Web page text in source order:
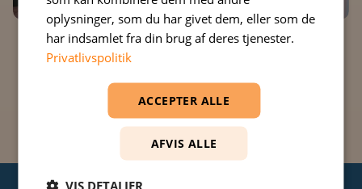
oplysninger, som du har givet dem, eller som de
har indsamlet fra din brug af deres tjenester.
Privatlivspolitik
ACCEPTER ALLE
AFVIS ALLE
VIS DETALJER